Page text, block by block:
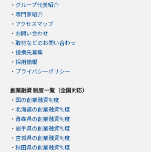
・ グループ代表紹介
・ 専門家紹介
・ アクセスマップ
・ お問い合わせ
・ 取材などのお問い合わせ
・ 提携先募集
・ 採用情報
・ プライバシーポリシー
創業融資 制度一覧（全国対応）
・ 国の創業融資制度
・ 北海道の創業融資制度
・ 青森県の創業融資制度
・ 岩手県の創業融資制度
・ 宮城県の創業融資制度
・ 秋田県の創業融資制度